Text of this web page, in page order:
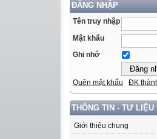
ĐĂNG NHẬP
Tên truy nhập
Mật khẩu
Ghi nhớ
Quên mật khẩu ĐK
THÔNG TIN - TƯ LIỆU
Giới thiệu chung